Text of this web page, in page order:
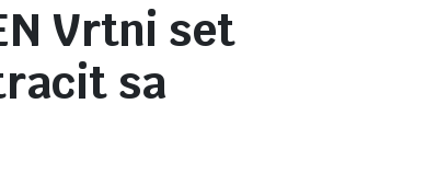
Vrtni set
sa